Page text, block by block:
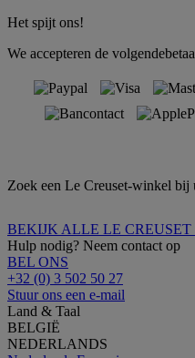
Het spijt ons!
We accepteren de
Zoek een Le Creuset-winkel bij
BEKIJK ALLE LE
Hulp nodig? Neem contact op
BEL ONS
+32 (0) 3 502 50 27
Stuur ons een e-mail
Land & Taal
BELGIË
NEDERLANDS